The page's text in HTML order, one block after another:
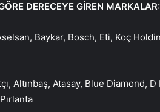
DERECEYE GİREN MARKALAR:
Baykar, Bosch, Eti, Koç
Altınbaş, Atasay, Blue Diamond,